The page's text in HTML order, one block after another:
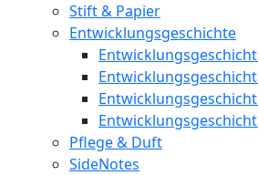
Stift & Papier
Entwicklungsgeschichte
Pflege & Duft
SideNotes